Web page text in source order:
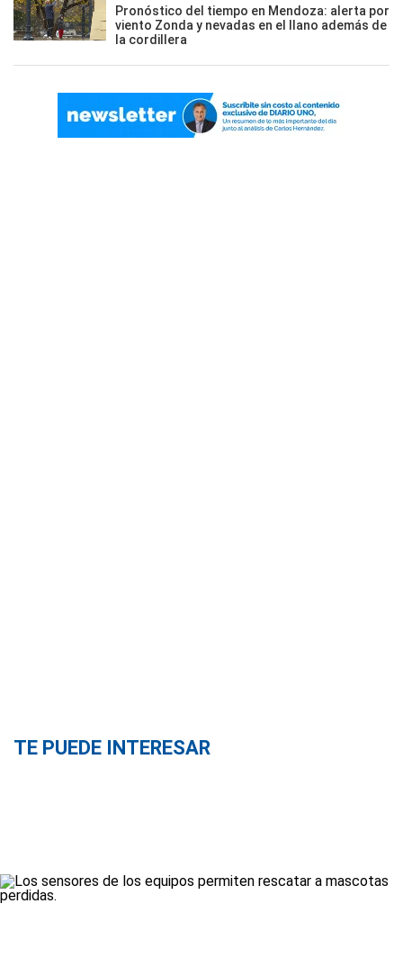
Pronóstico del tiempo en Mendoza: alerta por
viento Zonda y nevadas en el llano además de
la cordillera
TE PUEDE INTERESAR